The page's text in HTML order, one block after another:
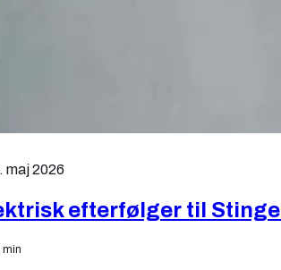
maj 2026
efterfølger til
min